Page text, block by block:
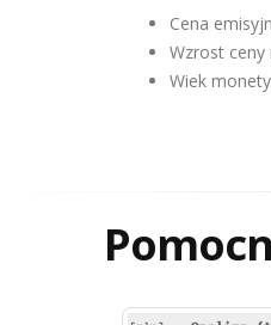
Cena
Wzrost ceny
Wiek